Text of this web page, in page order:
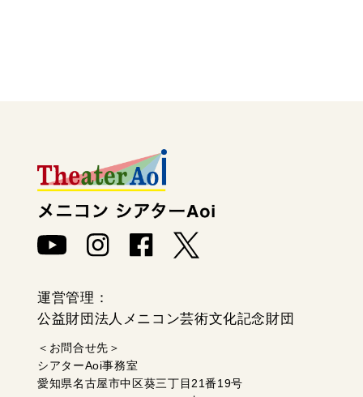
運営管理：
公益財団法人メニコン芸術文化記念財団
＜お問合せ先＞
シアターAoi事務室
愛知県名古屋市中区葵三丁目21番19号